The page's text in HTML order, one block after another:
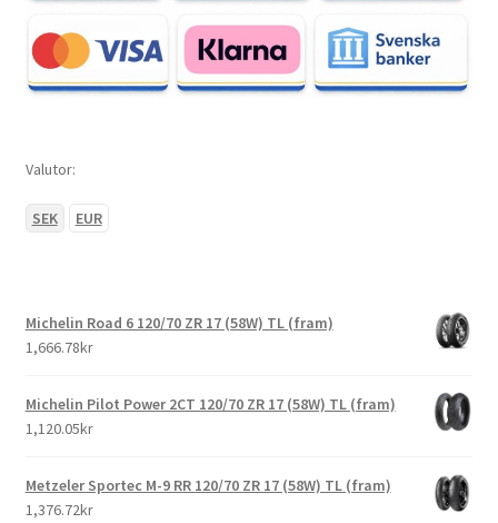
Valutor:
SEK EUR
Michelin Road 6 120/70 ZR 17 (58W) TL (fram)
1,666.78kr
Michelin Pilot Power 2CT 120/70 ZR 17 (58W) TL (fram)
1,120.05kr
Metzeler Sportec M-9 RR 120/70 ZR 17 (58W) TL (fram)
1,376.72kr